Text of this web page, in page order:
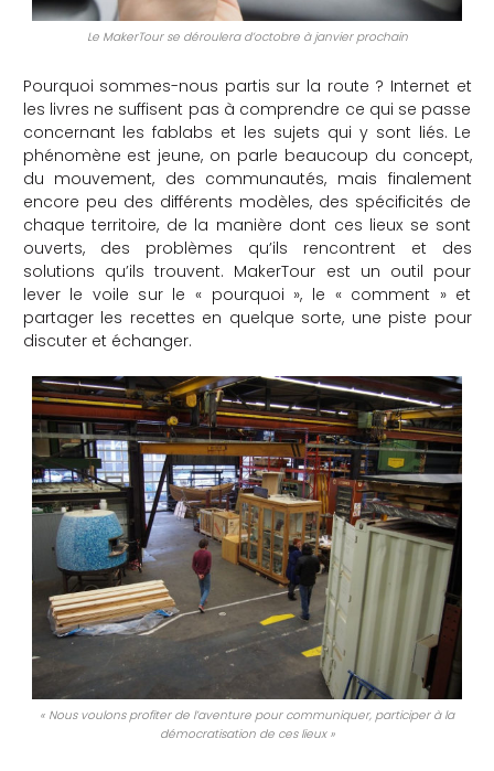
Le MakerTour se déroulera d’octobre à janvier prochain
Pourquoi sommes-nous partis sur la route ? Internet et
les livres ne suffisent pas à comprendre ce qui se passe
concernant les fablabs et les sujets qui y sont liés. Le
phénomène est jeune, on parle beaucoup du concept,
du mouvement, des communautés, mais finalement
encore peu des différents modèles, des spécificités de
chaque territoire, de la manière dont ces lieux se sont
ouverts, des problèmes qu’ils rencontrent et des
solutions qu’ils trouvent. MakerTour est un outil pour
lever le voile sur le « pourquoi », le « comment » et
partager les recettes en quelque sorte, une piste pour
discuter et échanger.
« Nous voulons profiter de l’aventure pour communiquer, participer à la
démocratisation de ces lieux »